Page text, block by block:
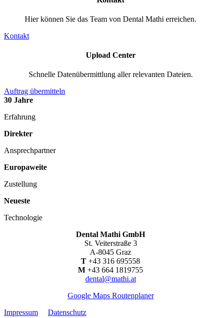
Hier können Sie das Team von Dental Mathi erreichen.
Kontakt
Upload Center
Schnelle Datenübermittlung aller relevanten Dateien.
Auftrag übermitteln
30 Jahre
Erfahrung
Direkter
Ansprechpartner
Europaweite
Zustellung
Neueste
Technologie
Dental Mathi GmbH
St. Veiterstraße 3
A-8045 Graz
T +43 316 695558
M +43 664 1819755
dental@mathi.at
Google Maps Routenplaner
Impressum
Datenschutz